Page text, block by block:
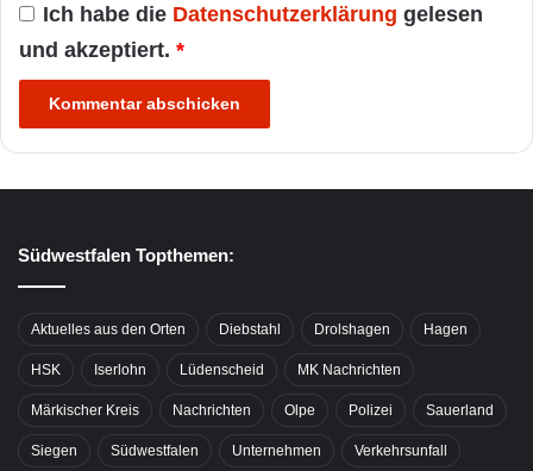
Ich habe die Datenschutzerklärung gelesen
und akzeptiert. *
Südwestfalen Topthemen:
Aktuelles aus den Orten Diebstahl Drolshagen Hagen
HSK Iserlohn Lüdenscheid MK Nachrichten
Märkischer Kreis Nachrichten Olpe Polizei Sauerland
Siegen Südwestfalen Unternehmen Verkehrsunfall